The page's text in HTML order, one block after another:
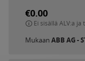
€0.00
Ei sisällä ALV:a
Mukaan ABB AG -